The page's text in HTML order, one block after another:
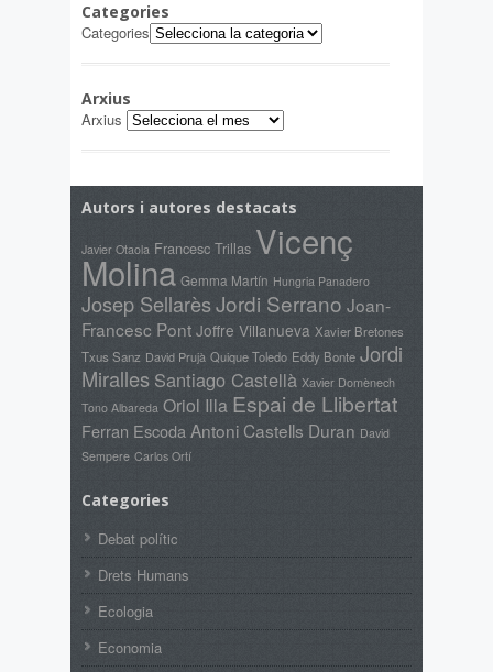
Categories
Categories
Arxius
Arxius
Autors i autores destacats
Javier Otaola Francesc Trillas Vicenç
Molina Gemma Martín Hungria Panadero
Josep SellarèsJordi Serrano Joan-
Francesc Pont Joffre Villanueva Xavier Bretones
Txus Sanz David Prujà Quique Toledo Eddy Bonte Jordi
Miralles Santiago Castellà Xavier Domènech
Tono Albareda Oriol Illa Espai de Llibertat
Ferran EscodaAntoni Castells Duran David
Sempere Carlos Ortí
Categories
Debat polític
Drets Humans
Ecologia
Economia